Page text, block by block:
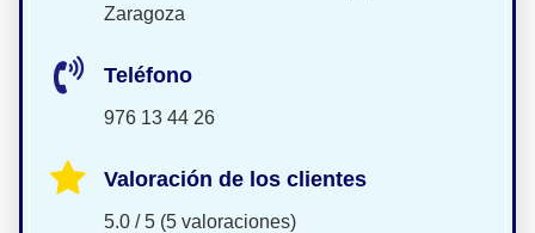
Zaragoza
Teléfono
976 13 44 26
Valoración de los clientes
5.0 / 5 (5 valoraciones)